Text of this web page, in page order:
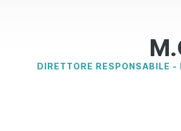
DIRETTORE RESPONSABILE